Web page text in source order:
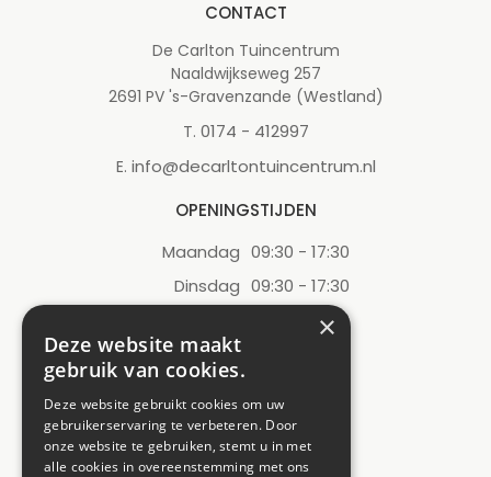
CONTACT
De Carlton Tuincentrum
Naaldwijkseweg 257
2691 PV 's-Gravenzande (Westland)
T. 0174 - 412997
E. info@decarltontuincentrum.nl
OPENINGSTIJDEN
Maandag 09:30 - 17:30
Dinsdag 09:30 - 17:30
09:30 - 17:30
Donderdag
Zaterdag 09:00 - 17:00
Zondag
12:00 - 17:00
×
Deze website maakt
gebruik van cookies.
Deze website gebruikt cookies om uw
gebruikerservaring te verbeteren. Door
onze website te gebruiken, stemt u in met
alle cookies in overeenstemming met ons